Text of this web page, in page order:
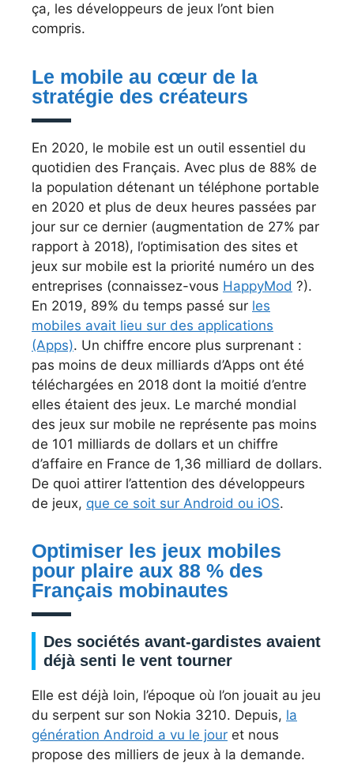
ça, les développeurs de jeux l’ont bien
compris.
Le mobile au cœur de la
stratégie des créateurs
En 2020, le mobile est un outil essentiel du
quotidien des Français. Avec plus de 88% de
la population détenant un téléphone portable
en 2020 et plus de deux heures passées par
jour sur ce dernier (augmentation de 27% par
rapport à 2018), l’optimisation des sites et
jeux sur mobile est la priorité numéro un des
entreprises (connaissez-vous HappyMod ?).
En 2019, 89% du temps passé sur les
mobiles avait lieu sur des applications
(Apps). Un chiffre encore plus surprenant :
pas moins de deux milliards d’Apps ont été
téléchargées en 2018 dont la moitié d’entre
elles étaient des jeux. Le marché mondial
des jeux sur mobile ne représente pas moins
de 101 milliards de dollars et un chiffre
d’affaire en France de 1,36 milliard de dollars.
De quoi attirer l’attention des développeurs
de jeux, que ce soit sur Android ou iOS.
Optimiser les jeux mobiles
pour plaire aux 88 % des
Français mobinautes
Des sociétés avant-gardistes avaient
déjà senti le vent tourner
Elle est déjà loin, l’époque où l’on jouait au jeu
du serpent sur son Nokia 3210. Depuis, la
génération Android a vu le jour et nous
propose des milliers de jeux à la demande.